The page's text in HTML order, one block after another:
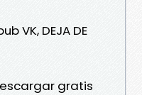
VK, DEJA DE
gratis